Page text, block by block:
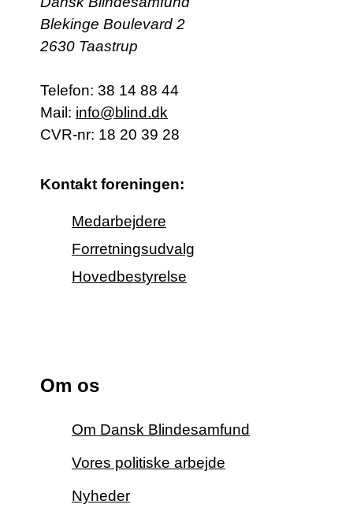
Blekinge Boulevard 2
2630 Taastrup
Telefon: 38 14 88 44
Mail: info@blind.dk
CVR-nr: 18 20 39 28
Kontakt foreningen:
Medarbejdere
Forretningsudvalg
Hovedbestyrelse
Om os
Om Dansk Blindesamfund
Vores politiske arbejde
Nyheder